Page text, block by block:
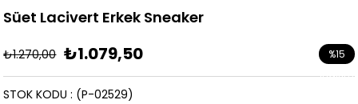
Süet Lacivert Erkek Sneaker
₺1.270,00 ₺1.079,50 %15
İndirim
(P-02529)
STOK KODU